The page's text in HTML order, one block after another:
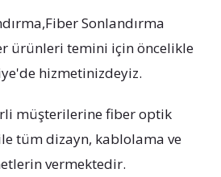
Sonlandırma
ürünleri temini için öncelikle
hizmetinizdeyiz.
müşterilerine fiber optik
tüm dizayn, kablolama ve
vermektedir.